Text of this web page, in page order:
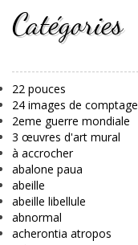
Catégories
22 pouces
24 images de comptage
2eme guerre mondiale
3 œuvres d'art mural
à accrocher
abalone paua
abeille
abeille libellule
abnormal
acherontia atropos